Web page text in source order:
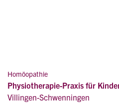
Homöopathie
Physiotherapie-Praxis für
Villingen-Schwenningen